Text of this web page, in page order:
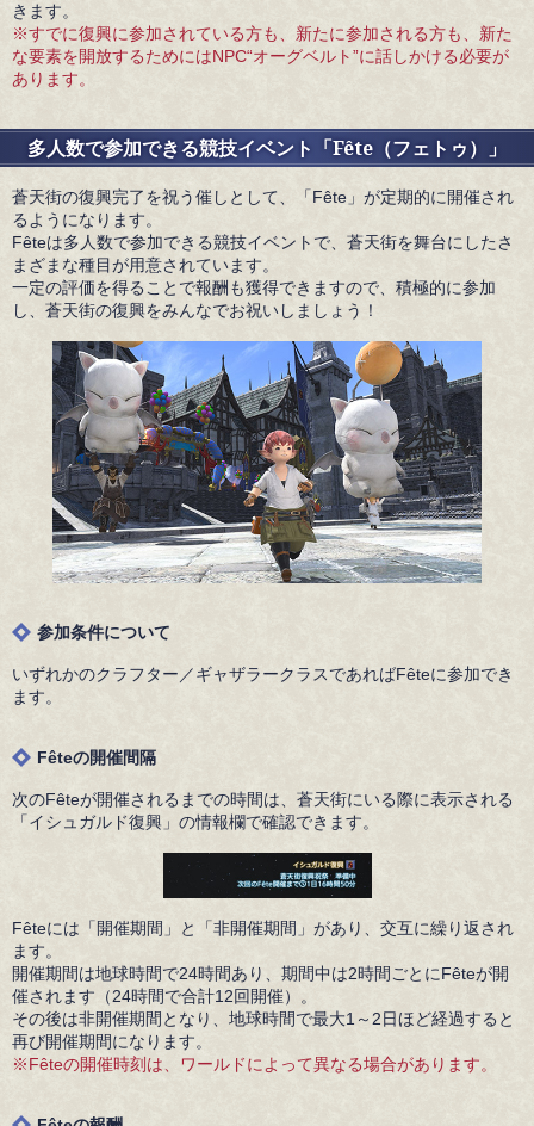
きます。
※すでに復興に参加されている方も、新たに参加される方も、新た
な要素を開放するためにはNPC“オーグベルト”に話しかける必要が
あります。
多人数で参加できる競技イベント「Fête（フェトゥ）」
蒼天街の復興完了を祝う催しとして、「Fête」が定期的に開催され
るようになります。
Fêteは多人数で参加できる競技イベントで、蒼天街を舞台にしたさ
まざまな種目が用意されています。
一定の評価を得ることで報酬も獲得できますので、積極的に参加
し、蒼天街の復興をみんなでお祝いしましょう！
参加条件について
いずれかのクラフター／ギャザラークラスであればFêteに参加でき
ます。
Fêteの開催間隔
次のFêteが開催されるまでの時間は、蒼天街にいる際に表示される
「イシュガルド復興」の情報欄で確認できます。
Fêteには「開催期間」と「非開催期間」があり、交互に繰り返され
ます。
開催期間は地球時間で24時間あり、期間中は2時間ごとにFêteが開
催されます（24時間で合計12回開催）。
その後は非開催期間となり、地球時間で最大1～2日ほど経過すると
再び開催期間になります。
※Fêteの開催時刻は、ワールドによって異なる場合があります。